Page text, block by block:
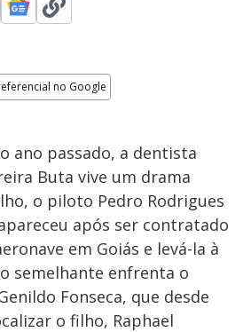
no Google
ano passado, a dentista
Buta vive um drama
o piloto Pedro Rodrigues
após ser contratado
em Goiás e levá-la à
semelhante enfrenta o
Fonseca, que desde
o filho, Raphael